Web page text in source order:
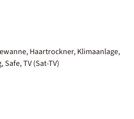
Haartrockner, Klimaanlage,
TV (Sat-TV)